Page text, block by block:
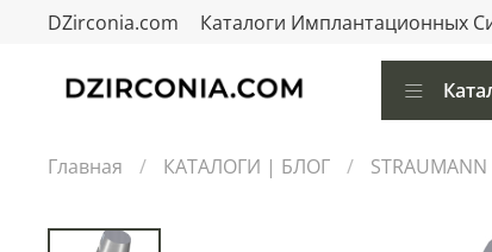
DZirconia.com Каталоги Имплантационных
Главная КАТАЛОГИ | БЛОГ